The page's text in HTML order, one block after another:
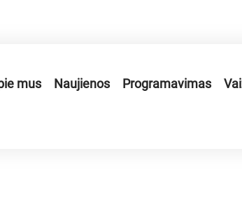
mus Naujienos Programavimas